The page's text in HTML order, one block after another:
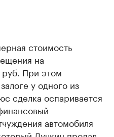
стоимость
на
При этом
у одного из
сделка оспаривается
автомобиля